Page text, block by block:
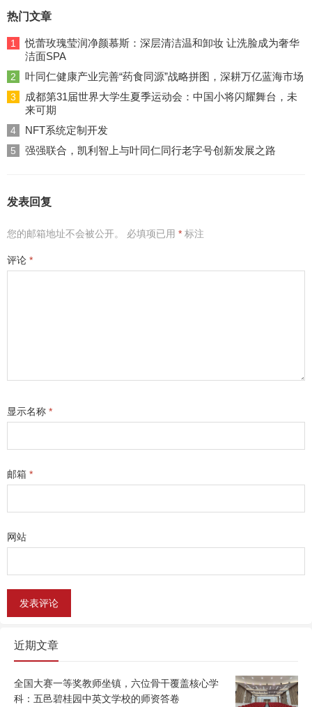
热门文章
1
悦蕾玫瑰莹润净颜慕斯：深层清洁温和卸妆 让洗脸成为奢华
洁面SPA
2 叶同仁健康产业完善“药食同源”战略拼图，深耕万亿蓝海市场
3
成都第31届世界大学生夏季运动会：中国小将闪耀舞台，未
来可期
4 NFT系统定制开发
5 强强联合，凯利智上与叶同仁同行老字号创新发展之路
发表回复
您的邮箱地址不会被公开。 必填项已用 * 标注
评论 *
显示名称 *
邮箱 *
网站
近期文章
全国大赛一等奖教师坐镇，六位骨干覆盖核心学
科：五邑碧桂园中英文学校的师资答卷